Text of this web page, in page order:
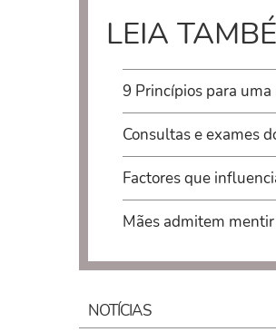
LEIA
9 Princípios para
Consultas e exames
Factores que
Mães admitem
NOTÍCIAS